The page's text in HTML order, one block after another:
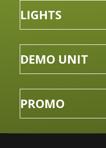
LIGHTS
DEMO UNIT
PROMO